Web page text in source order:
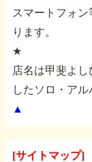
スマートフォン
ります。
★
店名は甲斐よし
したソロ・アル
▲
[サイトマップ]